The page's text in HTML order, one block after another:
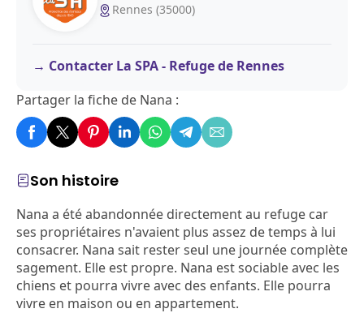
Son histoire
Nana a été abandonnée directement au refuge car
ses propriétaires n'avaient plus assez de temps à lui
consacrer. Nana sait rester seul une journée complète
sagement. Elle est propre. Nana est sociable avec les
chiens et pourra vivre avec des enfants. Elle pourra
vivre en maison ou en appartement.
Rennes (35000)
Contacter La SPA - Refuge de Rennes
Partager la fiche de Nana :